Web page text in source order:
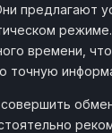
USD
KZT
предлагают
времени,
точную